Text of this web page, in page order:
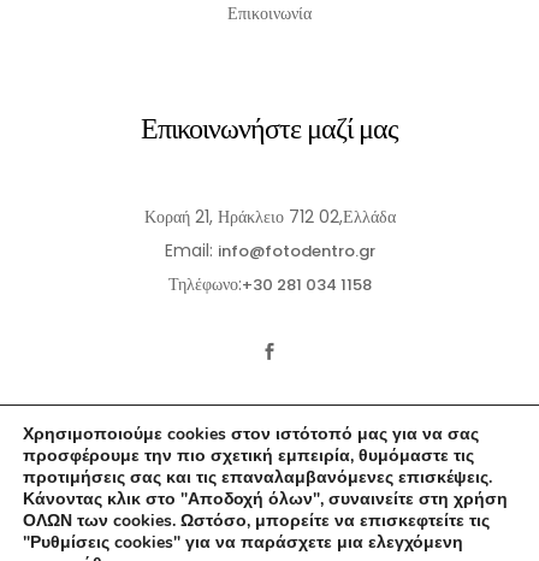
Επικοινωνία
Επικοινωνήστε μαζί μας
Κοραή 21, Ηράκλειο 712 02,Ελλάδα
Email: info@fotodentro.gr
Τηλέφωνο:+30 281 034 1158
© 2021-2026 Fotodentro. All Rights Reserved
Created by iWorx
Χρησιμοποιούμε cookies στον ιστότοπό μας για να σας
προσφέρουμε την πιο σχετική εμπειρία, θυμόμαστε τις
προτιμήσεις σας και τις επαναλαμβανόμενες επισκέψεις.
Κάνοντας κλικ στο "Αποδοχή όλων", συναινείτε στη χρήση
ΟΛΩΝ των cookies. Ωστόσο, μπορείτε να επισκεφτείτε τις
"Ρυθμίσεις cookies" για να παράσχετε μια ελεγχόμενη